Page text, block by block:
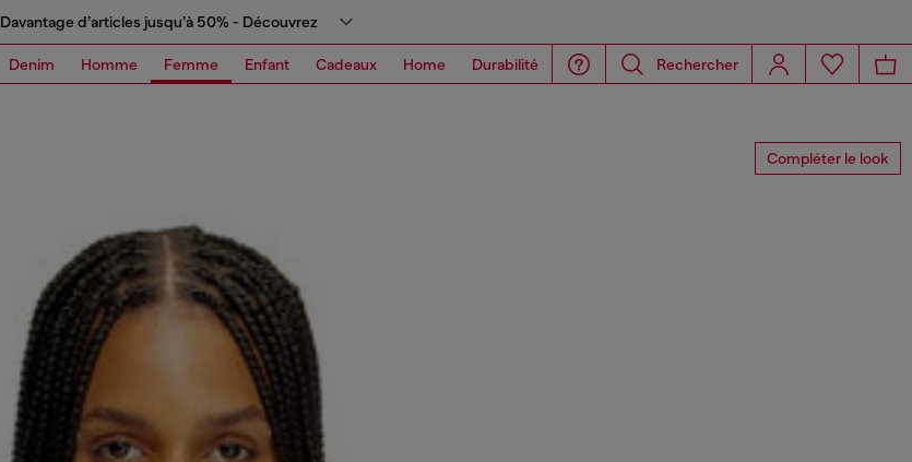
Davantage d’articles jusqu’à 50% - Découvrez
Denim Homme Femme Enfant Cadeaux Home Durabilité Rechercher
Compléter le look